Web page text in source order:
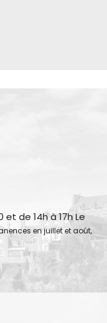
et de 14h à 17h Le
en juillet et août,